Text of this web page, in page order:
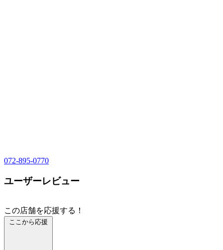
072-895-0770
ユーザーレビュー
この店舗を応援する！
ここから応援